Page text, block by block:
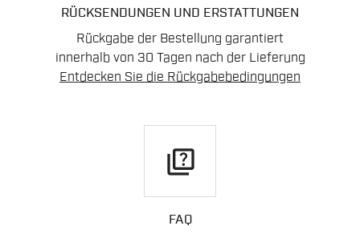
RÜCKSENDUNGEN UND ERSTATTUNGEN
Rückgabe der Bestellung garantiert
innerhalb von 30 Tagen nach der Lieferung
Entdecken Sie die Rückgabebedingungen
quiz
FAQ